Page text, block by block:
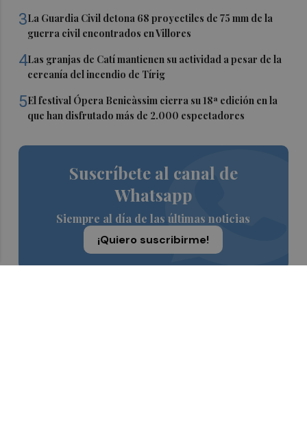
3La Guardia Civil detona 68 proyectiles de 75 mm de la
guerra civil encontrados en Villores
4Las granjas de Catí mantienen su actividad a pesar de la
cercanía del incendio de Tírig
5El festival Ópera Benicàssim cierra su 18ª edición en la
que han disfrutado más de 2.000 espectadores
Suscríbete al canal de
Whatsapp
Siempre al día de las últimas noticias
¡Quiero suscribirme!